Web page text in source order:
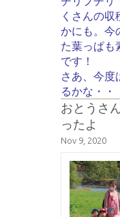
くさんの収
かにも。今
た葉っぱも
です！
さあ、今度
るかな・・
おとうさ
ったよ
Nov 9, 2020